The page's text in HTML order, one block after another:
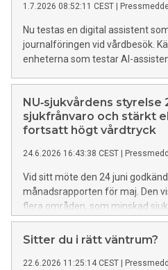
1.7.2026 08:52:11 CEST
Nu testas en digital assistent
journalföringen vid vårdbesök.
enheterna som testar AI-
NU‑sjukvårdens styrelse
sjukfrånvaro och stärkt
fortsatt högt vårdtryck
24.6.2026 16:43:38 CEST
Vid sitt möte den 24 juni
månadsrapporten för maj. Den
flera områden, som minskad
vårdplatser och en positiv trend
belastningen på vården fortsatt
Sitter du i rätt väntrum?
22.6.2026 11:25:14 CEST